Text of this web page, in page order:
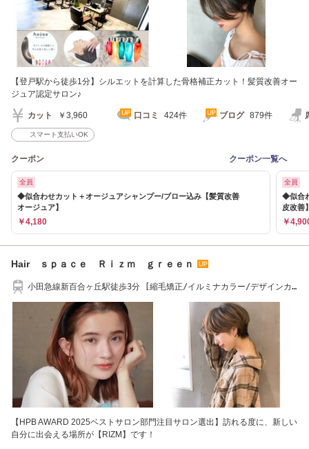
【登戸駅から徒歩1分】シルエットを計算した骨格補正カット！髪質改善オー
ジュア認定サロン♪
カット ￥3,960 口コミ 424件 ブログ 879件
スマート支払いOK
クーポン クーポン一覧へ
全員
◆似合わせカット＋オージュアシャンプー/ブロー込み【髪質改善
オージュア】
￥4,180
全員
◆似合
皮改善
￥
Hair ｓｐａｃｅ Ｒｉｚｍ ｇｒｅｅｎ
小田急線新百合ヶ丘駅徒歩3分 [縮毛矯正/イルミナカラー/デザインカ
【HPB AWARD 2025ベストサロン部門注目サロン選出】訪れる度に、新しい
自分に出会える場所が【RIZM】です！